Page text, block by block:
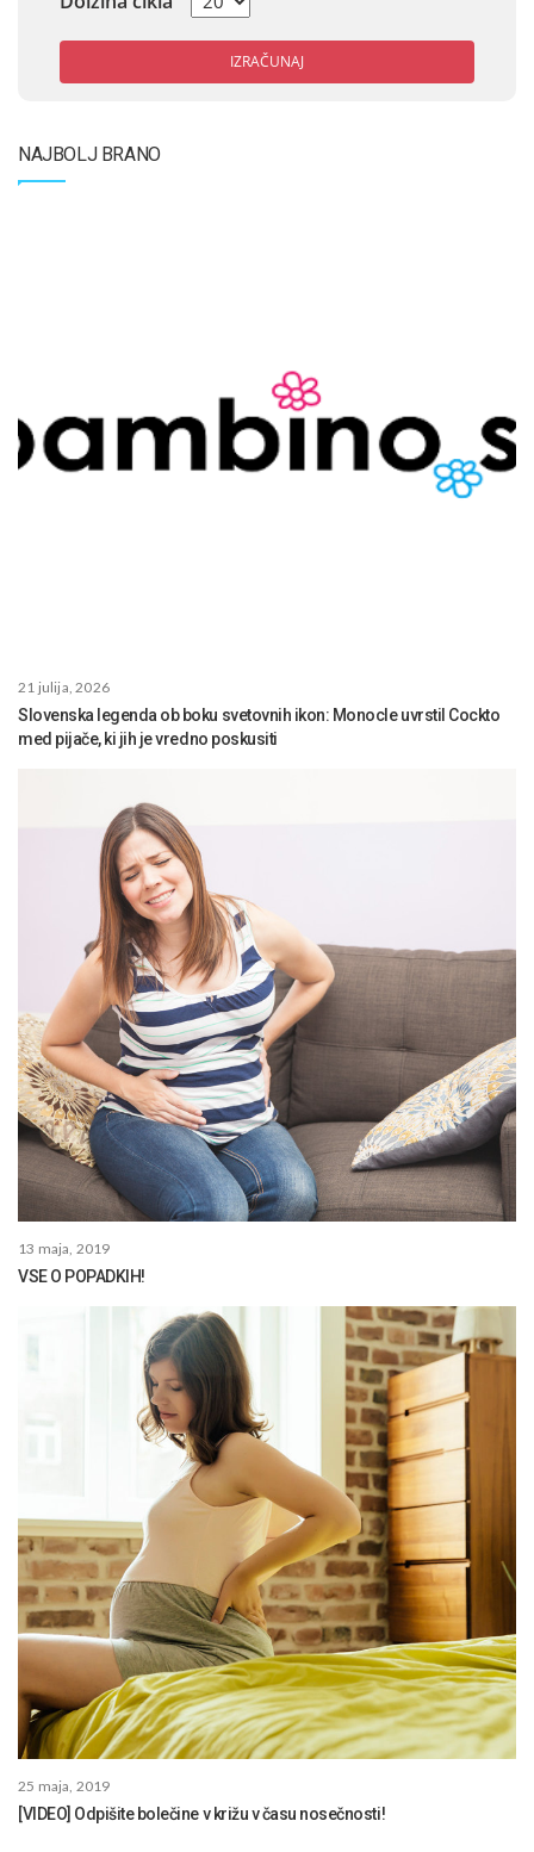
IZRAČUNAJ
NAJBOLJ BRANO
21 julija, 2026
Slovenska legenda ob boku svetovnih ikon: Monocle uvrstil Cockto
med pijače, ki jih je vredno poskusiti
13 maja, 2019
VSE O POPADKIH!
25 maja, 2019
[VIDEO] Odpišite bolečine v križu v času nosečnosti!